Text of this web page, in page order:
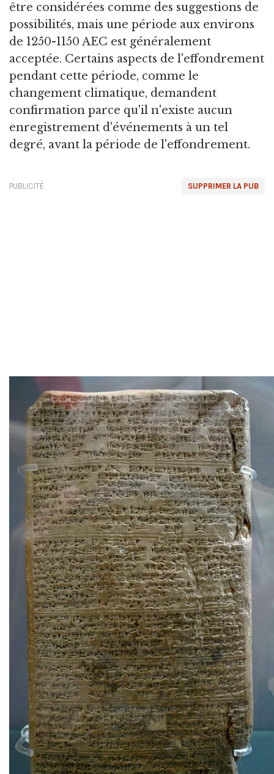
être considérées comme des suggestions de
possibilités, mais une période aux environs
de 1250-1150 AEC est généralement
acceptée. Certains aspects de l'effondrement
pendant cette période, comme le
changement climatique, demandent
confirmation parce qu'il n'existe aucun
enregistrement d'événements à un tel
degré, avant la période de l'effondrement.
SUPPRIMER LA PUB
PUBLICITÉ